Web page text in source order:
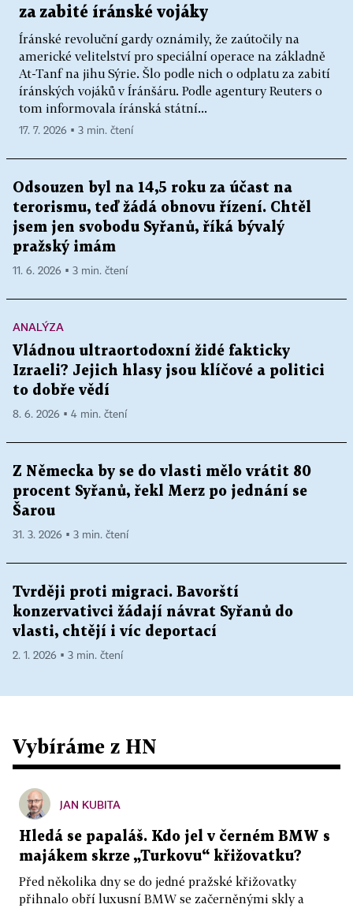
za zabité íránské vojáky
Íránské revoluční gardy oznámily, že zaútočily na
americké velitelství pro speciální operace na základně
At-Tanf na jihu Sýrie. Šlo podle nich o odplatu za zabití
íránských vojáků v Íránšáru. Podle agentury Reuters o
tom informovala íránská státní...
17. 7. 2026 ▪ 3 min. čtení
Odsouzen byl na 14,5 roku za účast na
terorismu, teď žádá obnovu řízení. Chtěl
jsem jen svobodu Syřanů, říká bývalý
pražský imám
11. 6. 2026 ▪ 3 min. čtení
ANALÝZA
Vládnou ultraortodoxní židé fakticky
Izraeli? Jejich hlasy jsou klíčové a politici
to dobře vědí
8. 6. 2026 ▪ 4 min. čtení
Z Německa by se do vlasti mělo vrátit 80
procent Syřanů, řekl Merz po jednání se
Šarou
31. 3. 2026 ▪ 3 min. čtení
Tvrději proti migraci. Bavorští
konzervativci žádají návrat Syřanů do
vlasti, chtějí i víc deportací
2. 1. 2026 ▪ 3 min. čtení
Vybíráme z HN
JAN KUBITA
Hledá se papaláš. Kdo jel v černém BMW s
majákem skrze „Turkovu“ křižovatku?
Před několika dny se do jedné pražské křižovatky
přihnalo obří luxusní BMW se začerněnými skly a